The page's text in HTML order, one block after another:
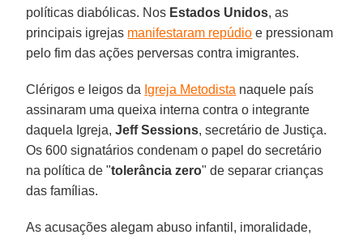
políticas diabólicas. Nos Estados Unidos, as
principais igrejas manifestaram repúdio e pressionam
pelo fim das ações perversas contra imigrantes.
Clérigos e leigos da Igreja Metodista naquele país
assinaram uma queixa interna contra o integrante
daquela Igreja,Jeff Sessions, secretário de Justiça.
Os 600 signatários condenam o papel do secretário
na política de "tolerância zero" de separar crianças
das famílias.
As acusações alegam abuso infantil, imoralidade,